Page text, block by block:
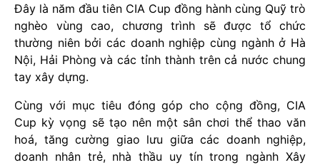
Đây là năm đầu tiên CIA Cup đồng hành cùng Quỹ trò
nghèo vùng cao, chương trình sẽ được tổ chức
thường niên bởi các doanh nghiệp cùng ngành ở Hà
Nội, Hải Phòng và các tỉnh thành trên cả nước chung
tay xây dựng.
Cùng với mục tiêu đóng góp cho cộng đồng, CIA
Cup kỳ vọng sẽ tạo nên một sân chơi thể thao văn
hoá, tăng cường giao lưu giữa các doanh nghiệp,
doanh nhân trẻ, nhà thầu uy tín trong ngành Xây